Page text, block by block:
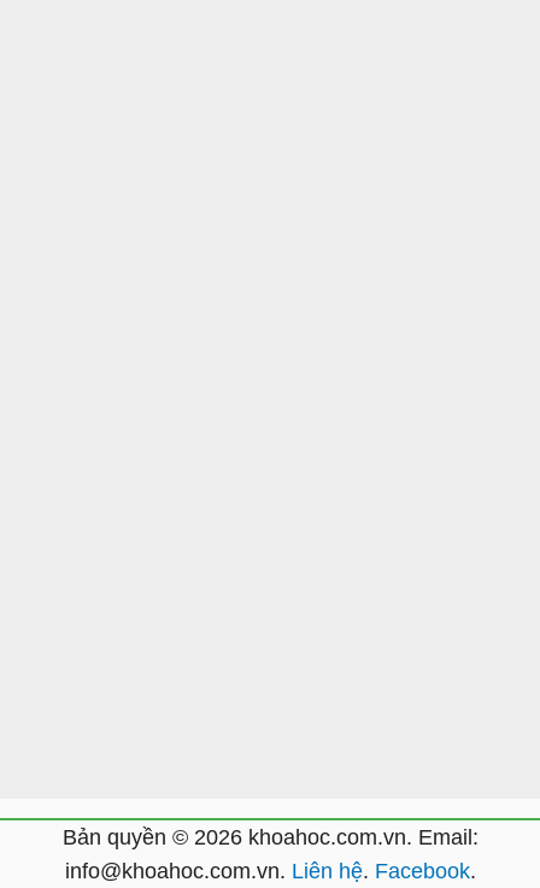
Bản quyền © 2026 khoahoc.com.vn. Email:
info@khoahoc.com.vn. Liên hệ. Facebook.